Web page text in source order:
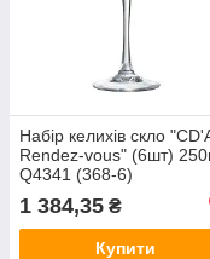
Набір келихів скло
Rendez-vous" (6шт)
Q4341 (368-6)
1 384,35 ₴
Купити